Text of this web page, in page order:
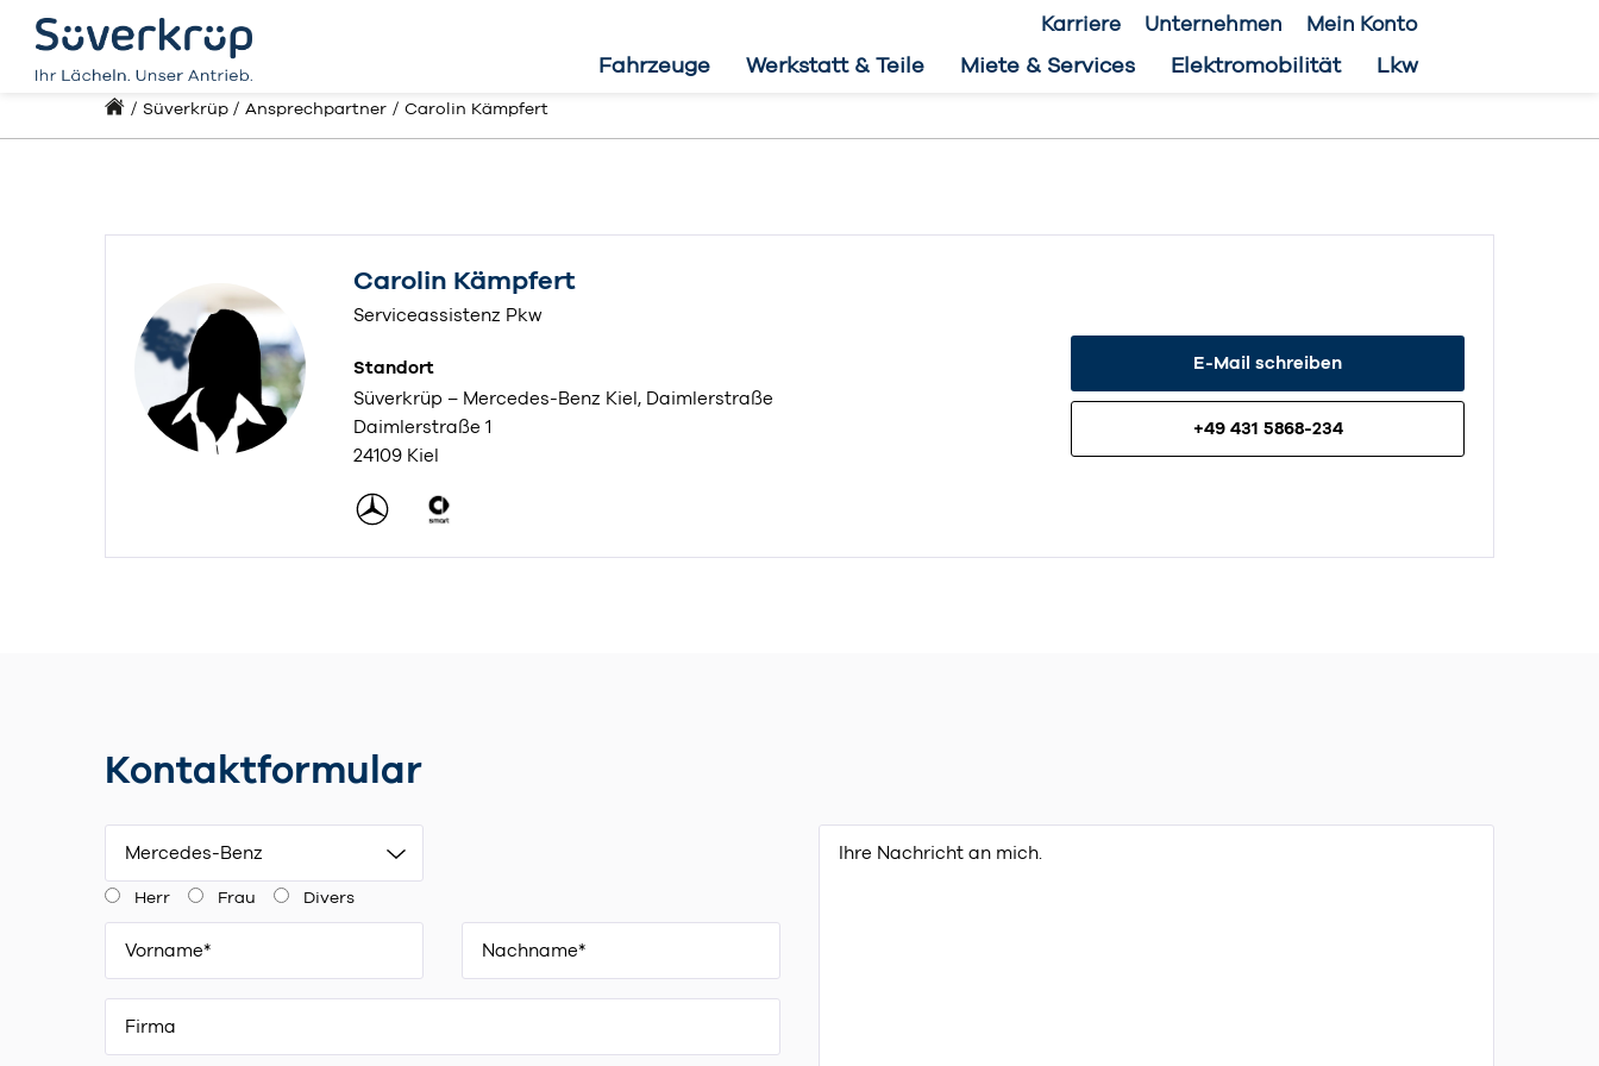
Karriere Unternehmen Mein Konto
Fahrzeuge Werkstatt & Teile Miete & Services Elektromobilität Lkw
Süverkrüp Ansprechpartner Carolin Kämpfert
Carolin Kämpfert
Serviceassistenz Pkw
Standort
Süverkrüp – Mercedes-Benz Kiel, Daimlerstraße
Daimlerstraße 1
24109 Kiel
E-Mail schreiben
+49 431 5868-234
Kontaktformular
Mercedes-Benz
Herr Frau Divers